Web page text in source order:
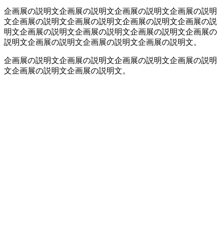
企画展の説明文企画展の説明文企画展の説明文企画展の説明
文企画展の説明文企画展の説明文企画展の説明文企画展の説
明文企画展の説明文企画展の説明文企画展の説明文企画展の
説明文企画展の説明文企画展の説明文企画展の説明文。
企画展の説明文企画展の説明文企画展の説明文企画展の説明
文企画展の説明文企画展の説明文。